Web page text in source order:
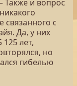
Также и вопрос
связанного с
Да, у них
лет,
но
гибелью